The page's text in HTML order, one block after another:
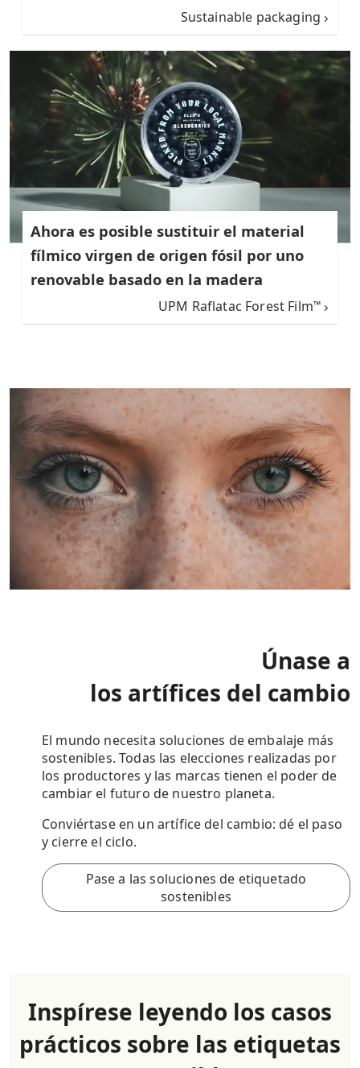
Sustainable packaging
Ahora es posible sustituir el material
fílmico virgen de origen fósil por uno
renovable basado en la madera
UPM Raflatac Forest Film™
Únase a
los artífices del cambio
El mundo necesita soluciones de embalaje más
sostenibles. Todas las elecciones realizadas por
los productores y las marcas tienen el poder de
cambiar el futuro de nuestro planeta.
Conviértase en un artífice del cambio: dé el paso
y cierre el ciclo.
Pase a las soluciones de etiquetado
sostenibles
Inspírese leyendo los casos
prácticos sobre las etiquetas